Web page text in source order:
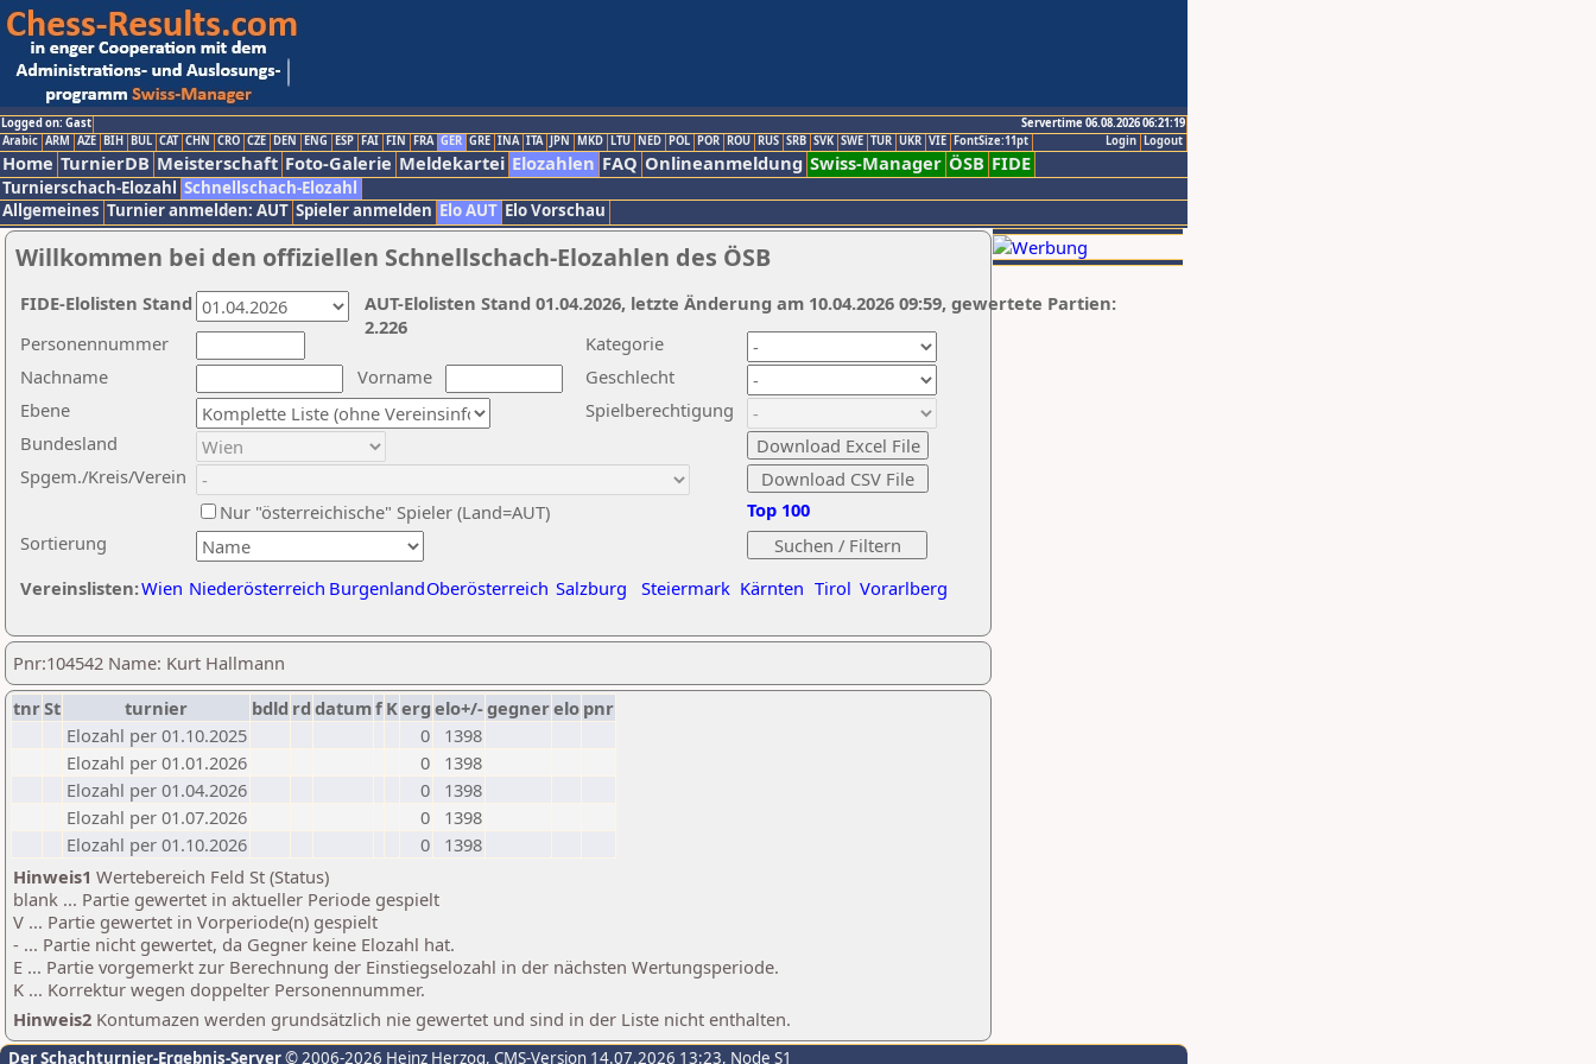
Logged on: Gast
Servertime 06.08.2026 06:21:19
Logout
Login
Arabic ARM AZE BIH BUL CAT CHN CRO CZE DEN ENG ESP FAI FIN FRA GER GRE INA ITA JPN MKD LTU NED POL POR ROU RUS SRB SVK SWE TUR UKR VIE FontSize:11pt
Home TurnierDB Meisterschaft Foto-Galerie Meldekartei Elozahlen FAQ Onlineanmeldung Swiss-Manager ÖSB FIDE
Turnierschach-Elozahl Schnellschach-Elozahl
Allgemeines Turnier anmelden: AUT Spieler anmelden Elo AUT Elo Vorschau
Willkommen bei den offiziellen Schnellschach-Elozahlen des ÖSB
Nachname
Vorname
Ebene
Kategorie
Sortierung
Personennummer
Bundesland
Spgem./Kreis/Verein
Geschlecht
Nur "österreichische" Spieler (Land=AUT)
Spielberechtigung
Vereinslisten:Wien Niederösterreich BurgenlandOberösterreich Salzburg Steiermark Kärnten Tirol Vorarlberg
Top 100
AUT-Elolisten Stand 01.04.2026, letzte Änderung am 10.04.2026 09:59, gewertete Partien:
2.226
FIDE-Elolisten Stand
Pnr:104542 Name: Kurt Hallmann
tnrSt turnier bdld rd datumf Kerg elo+/-gegnerelo pnr
Elozahl per 01.10.2025
0
1398
Elozahl per 01.01.2026
0
1398
Elozahl per 01.04.2026
0
1398
Elozahl per 01.07.2026
0
1398
Elozahl per 01.10.2026
0
1398
Hinweis1 Wertebereich Feld St (Status)
blank ... Partie gewertet in aktueller Periode gespielt
V ... Partie gewertet in Vorperiode(n) gespielt
- ... Partie nicht gewertet, da Gegner keine Elozahl hat.
E ... Partie vorgemerkt zur Berechnung der Einstiegselozahl in der nächsten Wertungsperiode.
K ... Korrektur wegen doppelter Personennummer.
Hinweis2 Kontumazen werden grundsätzlich nie gewertet und sind in der Liste nicht enthalten.
Der Schachturnier-Ergebnis-Server© 2006-2026 Heinz Herzog, CMS-Version 14.07.2026 13:23, Node S1